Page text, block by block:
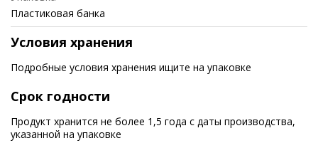
Пластиковая банка
Условия хранения
Подробные условия хранения ищите на упаковке
Срок годности
Продукт хранится не более 1,5 года с даты производства,
указанной на упаковке